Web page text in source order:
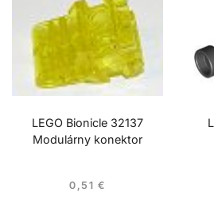
LEGO Bionicle 32137
Modulárny konektor
0,51 €